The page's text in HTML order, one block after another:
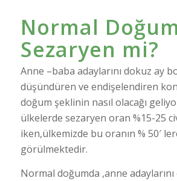
Normal
Sezaryen mi?
Anne –baba adaylarını dokuz ay
düşündüren ve endişelendiren
doğum şeklinin nasıl olacağı
ülkelerde sezaryen oran %15-25
iken,ülkemizde bu oranın % 50′
görülmektedir.
Normal doğumda ,anne adaylarını